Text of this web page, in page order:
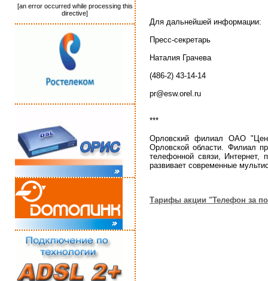
[an error occurred while processing this
directive]
Для дальнейшей информации:
Пресс-секретарь
Наталия Грачева
(486-2) 43-14-14
pr@esw.orel.ru
***
Орловский филиал ОАО
Орловской области. Филиал
телефонной связи, Интернет,
развивает современные
Тарифы акции "Телефон за